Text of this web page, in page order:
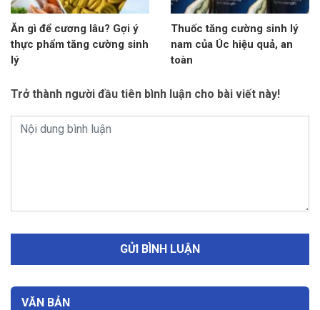
Ăn gì để cương lâu? Gợi ý
thực phẩm tăng cường sinh
lý
Thuốc tăng cường sinh lý
nam của Úc hiệu quả, an
toàn
Trở thành người đầu tiên bình luận cho bài viết này!
VĂN BẢN